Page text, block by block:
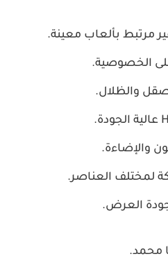
مرتبط بألعاب معينة.
الخصوصية.
والظلال.
والإضاءة.
لمختلف العناصر.
العرض.
محمد.